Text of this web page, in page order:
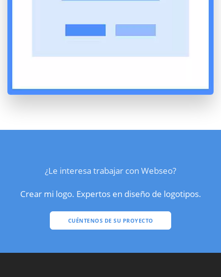
¿Le interesa trabajar con Webseo?
Crear mi logo. Expertos en diseño de logotipos.
CUÉNTENOS DE SU PROYECTO